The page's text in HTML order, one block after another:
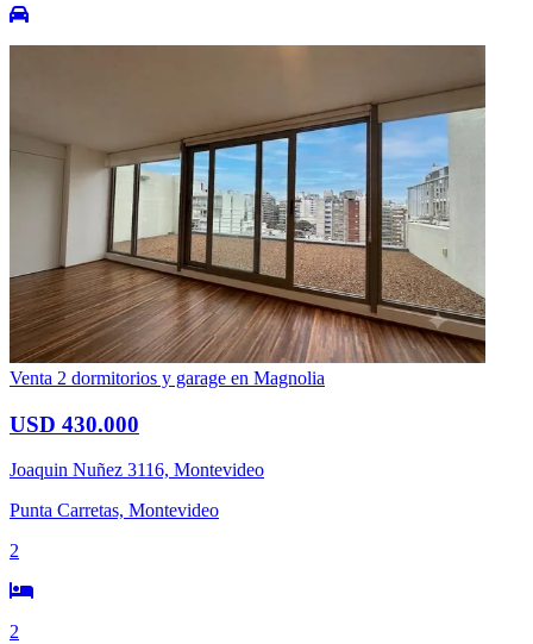
Venta 2 dormitorios y garage en Magnolia
USD 430.000
Joaquin Nuñez 3116, Montevideo
Punta Carretas, Montevideo
2
2